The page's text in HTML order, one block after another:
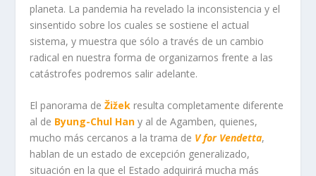
planeta. La pandemia ha revelado la inconsistencia y el
sinsentido sobre los cuales se sostiene el actual
sistema, y muestra que sólo a través de un cambio
radical en nuestra forma de organizarnos frente a las
catástrofes podremos salir adelante.
El panorama deŽižek resulta completamente diferente
al de Byung-Chul Han y al de Agamben, quienes,
mucho más cercanos a la trama de V for Vendetta,
hablan de un estado de excepción generalizado,
situación en la que el Estado adquirirá mucha más